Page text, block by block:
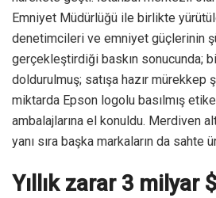
Emniyet Müdürlüğü ile birlikte
denetimcileri ve emniyet güçlerinin
gerçekleştirdiği baskın sonucunda;
doldurulmuş; satışa hazır mürekkep
miktarda Epson logolu basılmış
ambalajlarına el konuldu. Merdiven
yanı sıra başka markaların da sahte
Yıllık zarar 3 milyar $